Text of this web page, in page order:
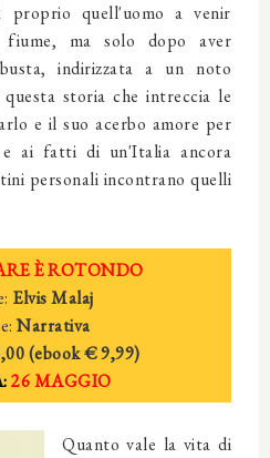
proprio quell'uomo a venir
fiume, ma solo dopo aver
indirizzata a un noto
storia che intreccia le
e il suo acerbo amore per
ai fatti di un'Italia ancora
personali incontrano quelli
È ROTONDO
Elvis Malaj
Narrativa
(ebook € 9,99)
26 MAGGIO
Quanto vale la vita di